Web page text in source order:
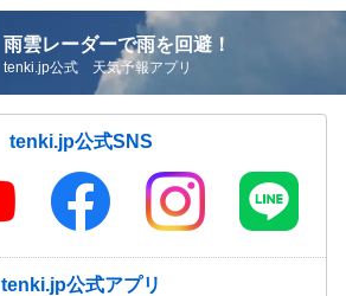
雨雲レーダーで雨を回避！
tenki.jp公式 天気予報アプリ
tenki.jp公式SNS
tenki.jp公式アプリ